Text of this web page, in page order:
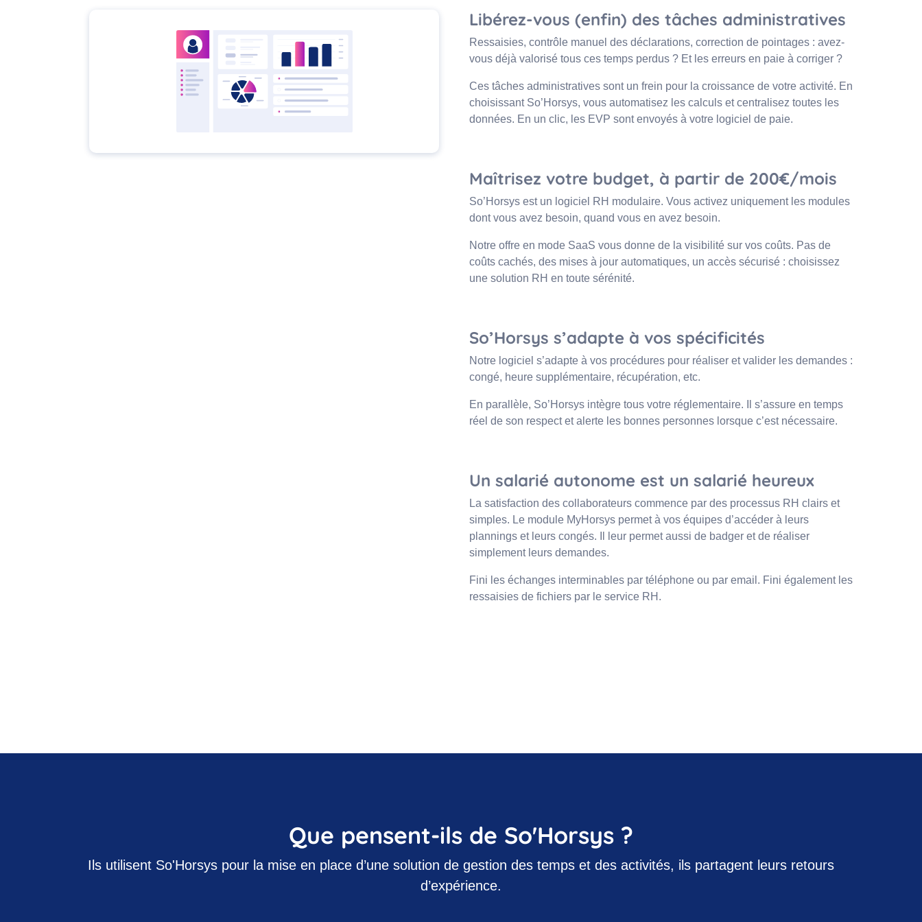
Libérez-vous (enfin) des tâches administratives
Ressaisies, contrôle manuel des déclarations, correction de pointages : avez-
vous déjà valorisé tous ces temps perdus ? Et les erreurs en paie à corriger ?
Ces tâches administratives sont un frein pour la croissance de votre activité. En
choisissant So’Horsys, vous automatisez les calculs et centralisez toutes les
données. En un clic, les EVP sont envoyés à votre logiciel de paie.
Maîtrisez votre budget, à partir de 200€/mois
So’Horsys est un logiciel RH modulaire. Vous activez uniquement les modules
dont vous avez besoin, quand vous en avez besoin.
Notre offre en mode SaaS vous donne de la visibilité sur vos coûts. Pas de
coûts cachés, des mises à jour automatiques, un accès sécurisé : choisissez
une solution RH en toute sérénité.
So’Horsys s’adapte à vos spécificités
Notre logiciel s’adapte à vos procédures pour réaliser et valider les demandes :
congé, heure supplémentaire, récupération, etc.
En parallèle, So’Horsys intègre tous votre réglementaire. Il s’assure en temps
réel de son respect et alerte les bonnes personnes lorsque c’est nécessaire.
Un salarié autonome est un salarié heureux
La satisfaction des collaborateurs commence par des processus RH clairs et
simples. Le module MyHorsys permet à vos équipes d’accéder à leurs
plannings et leurs congés. Il leur permet aussi de badger et de réaliser
simplement leurs demandes.
Fini les échanges interminables par téléphone ou par email. Fini également les
ressaisies de fichiers par le service RH.
Que pensent-ils de So'Horsys ?
Ils utilisent So'Horsys pour la mise en place d’une solution de gestion des temps et des activités, ils partagent leurs retours
d’expérience.